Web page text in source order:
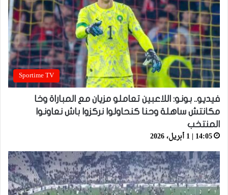
Sportime TV
فيديو.. بونو: اللاعبين تعاملو مزيان مع المباراة وخا
مكانتش ساهلة وحنا كنحاولوا نركزوا باش نعاونوا
المنتخب
14:05 | 1 أبريل، 2026